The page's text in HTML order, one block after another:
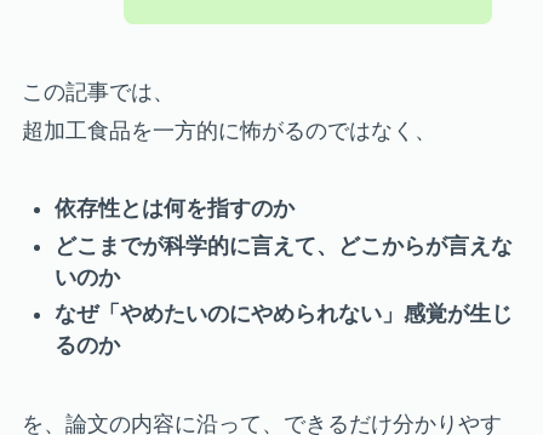
この記事では、
超加工食品を一方的に怖がるのではなく、
依存性とは何を指すのか
どこまでが科学的に言えて、どこからが言えな
いのか
なぜ「やめたいのにやめられない」感覚が生じ
るのか
を、論文の内容に沿って、できるだけ分かりやす